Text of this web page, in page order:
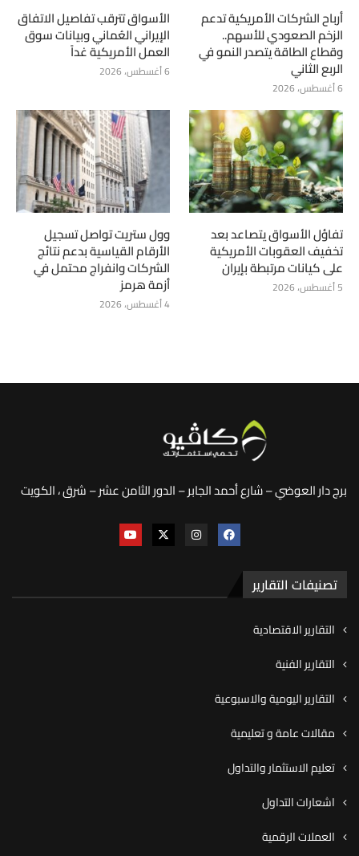
أرباح الشركات الأمريكية تدعم
الزخم الصعودي للأسهم..
وقطاع الطاقة يتصدر النمو في
الربع الثاني
6 أغسطس، 2026
الأسواق تترقب تفاصيل الاتفاق
الإيراني العُماني وبيانات سوق
العمل الأمريكية غداً
6 أغسطس، 2026
تفاؤل الأسواق يتصاعد بعد
تخفيف العقوبات الأمريكية
على كيانات مرتبطة بإيران
5 أغسطس، 2026
وول ستريت تواصل تسجيل
الأرقام القياسية بدعم نتائج
الشركات وانفراج محتمل في
أزمة هرمز
4 أغسطس، 2026
برج دار العوضي – شارع أحمد الجابر – الدور الثامن عشر – شرق ، الكويت
تصنيفات التقارير
التقارير الاقتصادية
التقارير الفنية
التقارير اليومية والاسبوعية
مقالات عامة و تعليمية
تعليم الاستثمار والتداول
اشعارات التداول
العملات الرقمية